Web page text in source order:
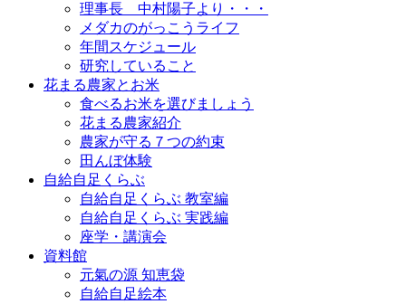
理事長 中村陽子より・・・
メダカのがっこうライフ
年間スケジュール
研究していること
花まる農家とお米
食べるお米を選びましょう
花まる農家紹介
農家が守る７つの約束
田んぼ体験
自給自足くらぶ
自給自足くらぶ 教室編
自給自足くらぶ 実践編
座学・講演会
資料館
元氣の源 知恵袋
自給自足絵本